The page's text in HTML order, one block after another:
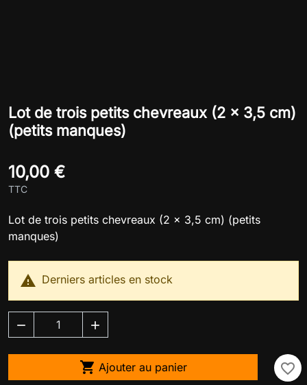
Lot de trois petits chevreaux (2 x 3,5 cm)
(petits manques)
10,00 €
TTC
Lot de trois petits chevreaux (2 x 3,5 cm) (petits
manques)
 Derniers articles en stock
 
 Ajouter au panier favorite_border